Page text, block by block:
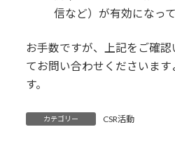
信など）が有効になっ
お手数ですが、上記をご確
てお問い合わせくださいま
す。
カテゴリー CSR活動